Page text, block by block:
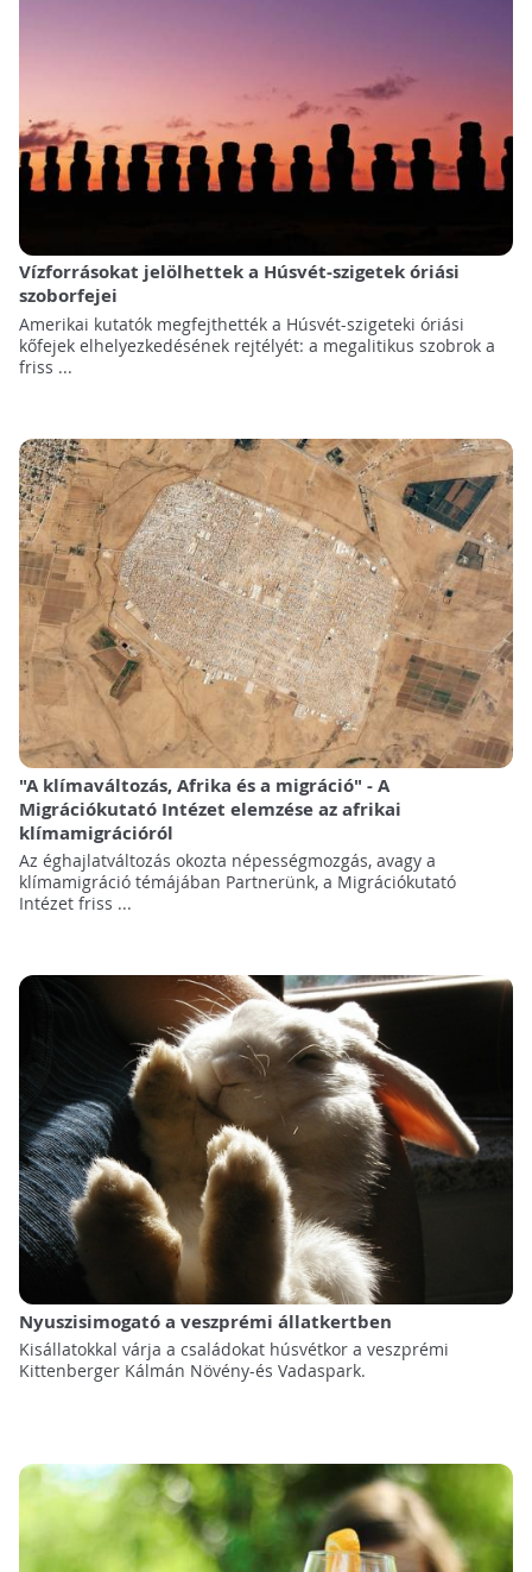
Vízforrásokat jelölhettek a Húsvét-szigetek óriási
szoborfejei
Amerikai kutatók megfejthették a Húsvét-szigeteki óriási
kőfejek elhelyezkedésének rejtélyét: a megalitikus szobrok a
friss ...
"A klímaváltozás, Afrika és a migráció" - A
Migrációkutató Intézet elemzése az afrikai
klímamigrációról
Az éghajlatváltozás okozta népességmozgás, avagy a
klímamigráció témájában Partnerünk, a Migrációkutató
Intézet friss ...
Nyuszisimogató a veszprémi állatkertben
Kisállatokkal várja a családokat húsvétkor a veszprémi
Kittenberger Kálmán Növény-és Vadaspark.